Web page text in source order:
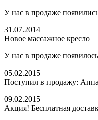
У нас в продаже
31.07.2014
Новое массажное кресло
У нас в продаже
05.02.2015
Поступил в продажу:
09.02.2015
Акция! Бесплатная